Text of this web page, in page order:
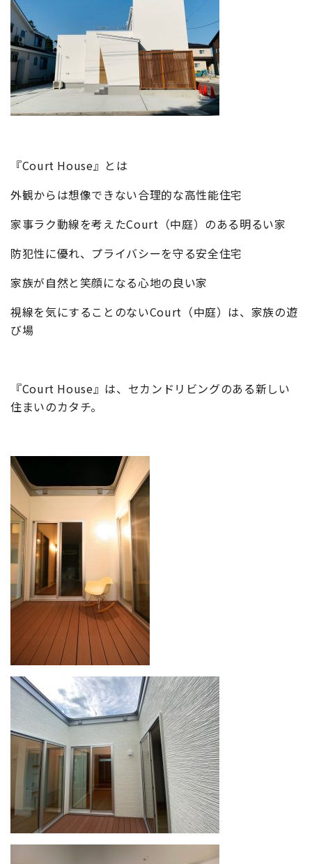
『Court House』とは
外観からは想像できない合理的な高性能住宅
家事ラク動線を考えたCourt（中庭）のある明るい家
防犯性に優れ、プライバシーを守る安全住宅
家族が自然と笑顔になる心地の良い家
視線を気にすることのないCourt（中庭）は、家族の遊
び場
『Court House』は、セカンドリビングのある新しい
住まいのカタチ。